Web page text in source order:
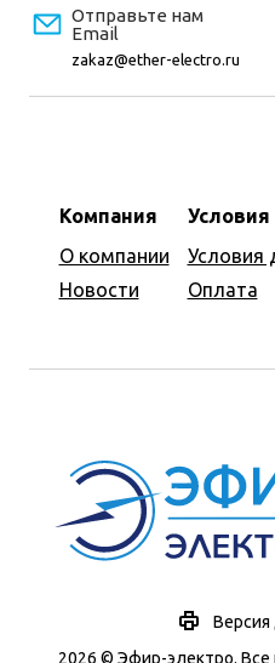
Отправьте нам
Email
zakaz@ether-electro.ru
Компания
О компании
Новости
Условия
Оплата
Версия
2026 © Эфир-электро. Все